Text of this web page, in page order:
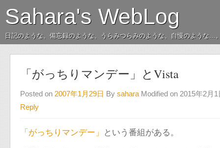
Sahara's WebLog
日記のような、備忘録のような、うらみつらみのような、自慢のような…
「がっちりマンデー」とVista
Posted on 2007年1月29日 By sahara Modified on 2015年2月1
Reply
「がっちりマンデー」 という番組がある。